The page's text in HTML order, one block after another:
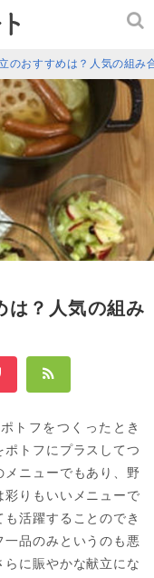
のおすすめは？人気の組み
は？人気の組み
トフをつくったとき
トフにプラスしてつ
ニューでもあり、野
りもいいメニューで
活躍することのでき
品のみというのも悪
に賑やかな献立にな